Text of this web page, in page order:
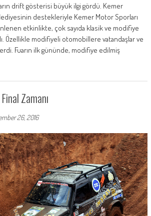
drift gösterisi büyük ilgi gördü. Kemer
destekleriyle Kemer Motor Sporları
etkinlikte, çok sayıda klasik ve modifiye
Özellikle modifiyeli otomobillere vatandaşlar ve
Fuarın ilk gününde, modifiye edilmiş
Zamanı
26, 2016